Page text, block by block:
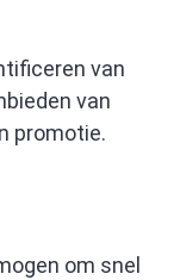
van
van
promotie.
om snel